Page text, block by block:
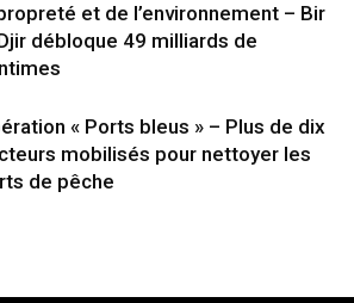
et de l’environnement – Bir
débloque 49 milliards de
« Ports bleus » – Plus de dix
mobilisés pour nettoyer les
de pêche